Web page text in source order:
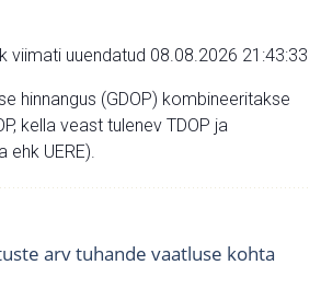
viimati uuendatud 08.08.2026 21:43:33
hinnangus (GDOP) kombineeritakse
kella veast tulenev TDOP ja
UERE).
arv tuhande vaatluse kohta